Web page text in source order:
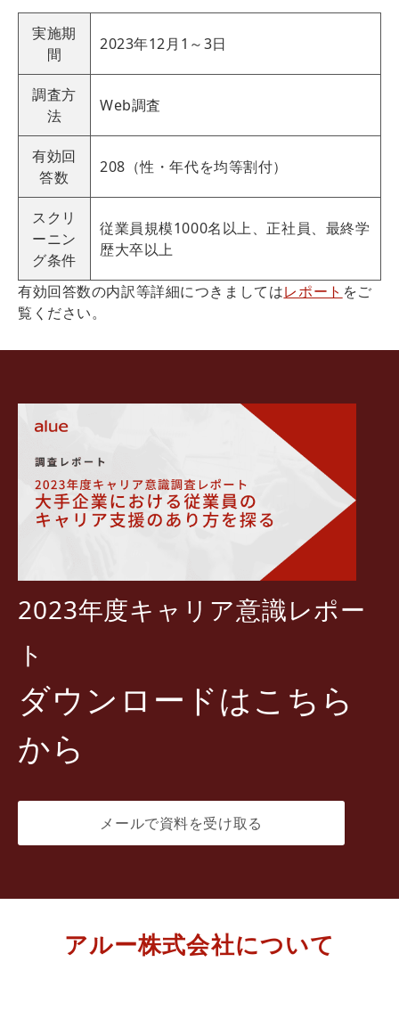
実施期
間
2023年12月1～3日
調査方
法
Web調査
有効回
答数
208（性・年代を均等割付）
スクリ
ーニン
グ条件
従業員規模1000名以上、正社員、最終学
歴大卒以上
有効回答数の内訳等詳細につきましてはレポート をご
覧ください。
2023年度キャリア意識レポー
ト
ダウンロードはこちら
から
メールで資料を受け取る
アルー株式会社について